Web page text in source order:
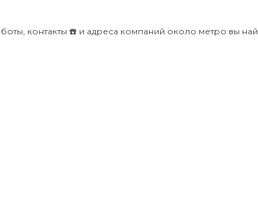
контакты ☎️ и адреса компаний около метро вы